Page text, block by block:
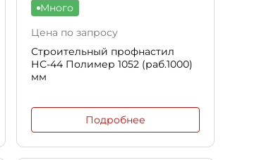
Много
Цена по запросу
Строительный профнастил
НС-44 Полимер 1052 (раб.1000)
мм
Подробнее